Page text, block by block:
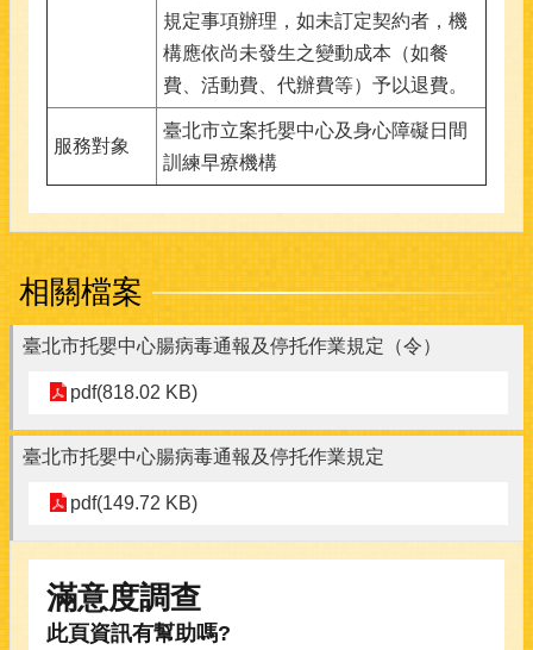
規定事項辦理，如未訂定契約者，機
構應依尚未發生之變動成本（如餐
費、活動費、代辦費等）予以退費。
服務對象
臺北市立案托嬰中心及身心障礙日間
訓練早療機構
相關檔案
臺北市托嬰中心腸病毒通報及停托作業規定（令）
pdf(818.02 KB)
臺北市托嬰中心腸病毒通報及停托作業規定
pdf(149.72 KB)
滿意度調查
此頁資訊有幫助嗎?